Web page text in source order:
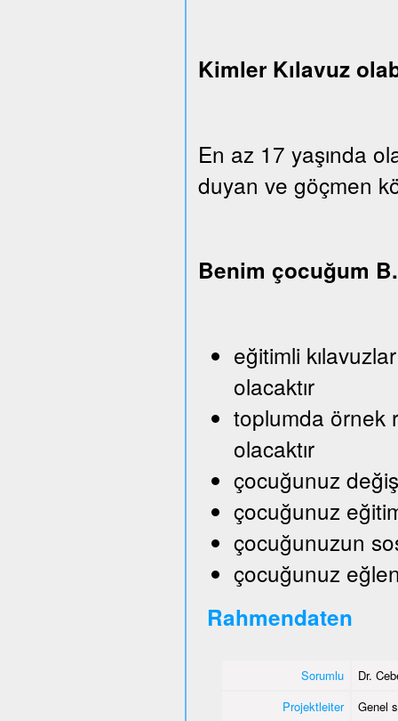
Kimler Kılavuz
En az 17 yaşında
duyan ve göçmen
Benim çocuğum
eğitimli
olacaktır
toplumda örnek
olacaktır
çocuğunuz
çocuğunuz
çocuğunuzun
çocuğunuz
Rahmendaten
Sorumlu
Dr.
Projektleiter
Genel